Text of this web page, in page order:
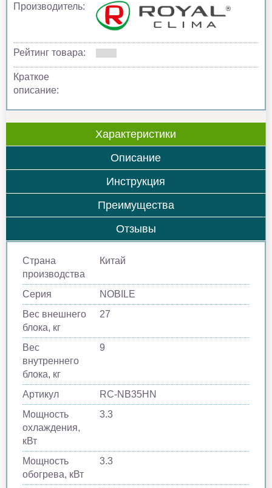
Производитель:
Рейтинг товара:
Краткое
описание:
Характеристики
Описание
Инструкция
Преимущества
Отзывы
Страна
производства
Китай
Серия
NOBILE
Вес внешнего
блока, кг
27
Вес
внутреннего
блока, кг
9
Артикул
RC-NB35HN
Мощность
охлаждения,
кВт
3.3
Мощность
обогрева, кВт
3.3